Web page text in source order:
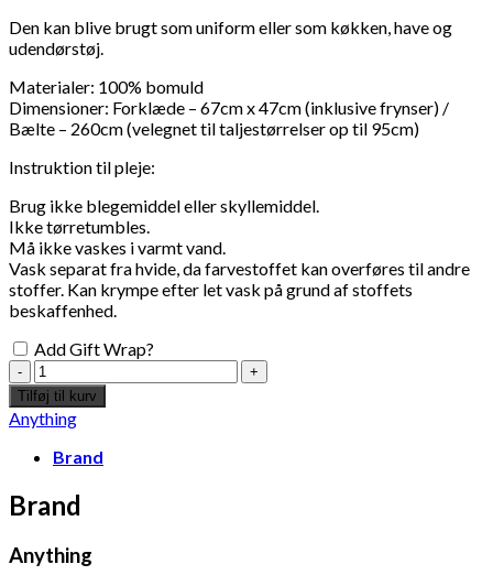
Den kan blive brugt som uniform eller som køkken, have og
udendørstøj.
Materialer: 100% bomuld
Dimensioner: Forklæde – 67cm x 47cm (inklusive frynser) /
Bælte – 260cm (velegnet til taljestørrelser op til 95cm)
Instruktion til pleje:
Brug ikke blegemiddel eller skyllemiddel.
Ikke tørretumbles.
Må ikke vaskes i varmt vand.
Vask separat fra hvide, da farvestoffet kan overføres til andre
stoffer. Kan krympe efter let vask på grund af stoffets
beskaffenhed.
Add Gift Wrap?
Anything
Maekake
No.
1
Forklæde
antal
Tilføj til kurv
Anything
Brand
Brand
Anything